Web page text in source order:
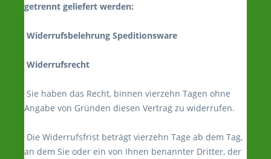
getrennt geliefert werden:
Widerrufsbelehrung Speditionsware
Widerrufsrecht
Sie haben das Recht, binnen vierzehn Tagen ohne
Angabe von Gründen diesen Vertrag zu widerrufen.
Die Widerrufsfrist beträgt vierzehn Tage ab dem Tag,
an dem Sie oder ein von Ihnen benannter Dritter, der